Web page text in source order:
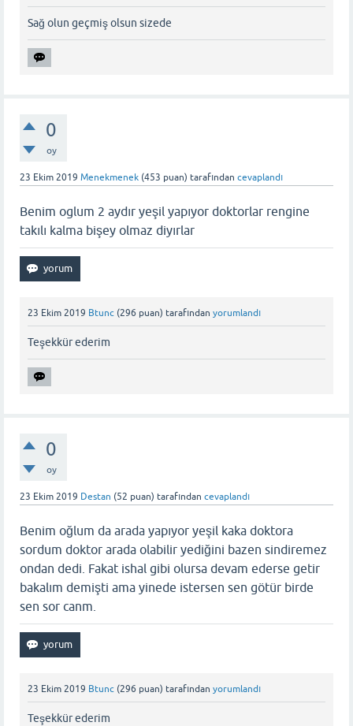
Sağ olun geçmiş olsun sizede
0
oy
23 Ekim 2019 Menekmenek (453 puan) tarafından cevaplandı
Benim oglum 2 aydır yeşil yapıyor doktorlar rengine
takılı kalma bişey olmaz diyırlar
23 Ekim 2019 Btunc (296 puan) tarafından yorumlandı
Teşekkür ederim
0
oy
23 Ekim 2019 Destan (52 puan) tarafından cevaplandı
Benim oğlum da arada yapıyor yeşil kaka doktora
sordum doktor arada olabilir yediğini bazen sindiremez
ondan dedi. Fakat ishal gibi olursa devam ederse getir
bakalım demişti ama yinede istersen sen götür birde
sen sor canm.
23 Ekim 2019 Btunc (296 puan) tarafından yorumlandı
Teşekkür ederim